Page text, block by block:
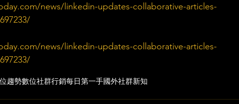
news/linkedin-updates-collaborative-articles-
news/linkedin-updates-collaborative-articles-
趨勢數位社群行銷每日第一手國外社群新知